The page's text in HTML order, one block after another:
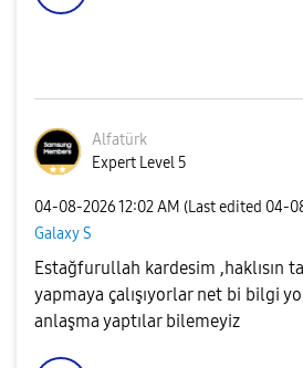
Alfatürk
Expert Level 5
‎04-08-202612:02 AM (Last edited ‎04-
Galaxy S
Estağfurullah kardesim ,haklısın
yapmaya çalışıyorlar net bi bilgi
anlaşma yaptılar bilemeyiz